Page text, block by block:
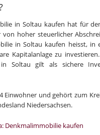
in Soltau kaufen hat für
von hoher steuerlicher
in Soltau kaufen heisst, in
Kapitalanlage zu
in Soltau gilt als sichere
Einwohner und gehört zum
Niedersachsen.
Denkmalimmobilie kaufen